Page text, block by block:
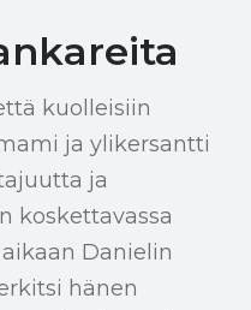
kuolleisiin
ja ylikersantti
ja
koskettavassa
Danielin
hänen